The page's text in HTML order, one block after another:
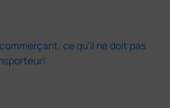
ce qu'il ne doit pas